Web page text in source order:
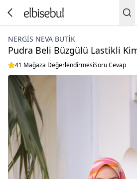
NERGIS NEVA BUTIK
Pudra Beli Büzgülü Lastikli
41 Mağaza DeğerlendirmesiSoru Cevap